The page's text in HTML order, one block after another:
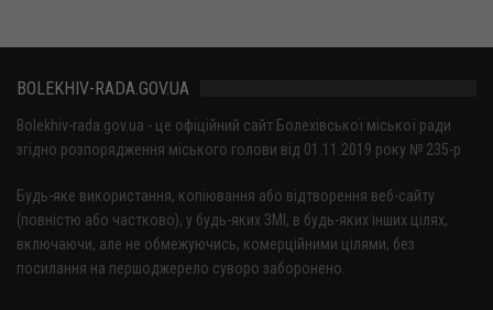
BOLEKHIV-RADA.GOV.UA
Bolekhiv-rada.gov.ua - це офіційний сайт Болехівської міської ради
згідно розпорядження міського голови від 01.11.2019 року № 235-р
Будь-яке використання, копіювання або відтворення веб-сайту
(повністю або частково), у будь-яких ЗМІ, в будь-яких інших цілях,
включаючи, але не обмежуючись, комерційними цілями, без
посилання на першоджерело суворо заборонено.